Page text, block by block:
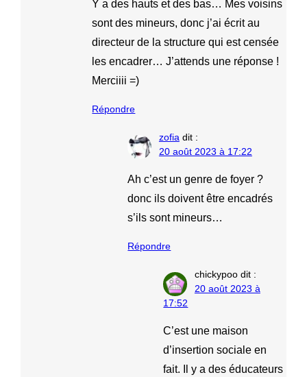
Y a des hauts et des bas… Mes voisins
sont des mineurs, donc j’ai écrit au
directeur de la structure qui est censée
les encadrer… J’attends une réponse !
Merciiii =)
Répondre
zofia dit :
20 août 2023 à 17:22
Ah c’est un genre de foyer ?
donc ils doivent être encadrés
s’ils sont mineurs…
Répondre
chickypoo dit :
20 août 2023 à
17:52
C’est une maison
d’insertion sociale en
fait. Il y a des éducateurs